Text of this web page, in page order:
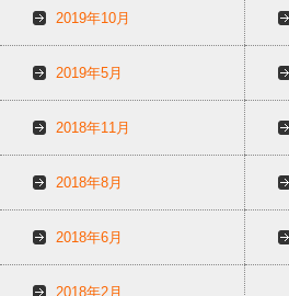
2019年10月
2019年5月
2018年11月
2018年8月
2018年6月
2018年2月